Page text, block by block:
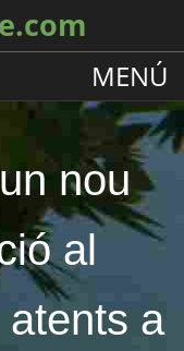
MENÚ
nou
al
a